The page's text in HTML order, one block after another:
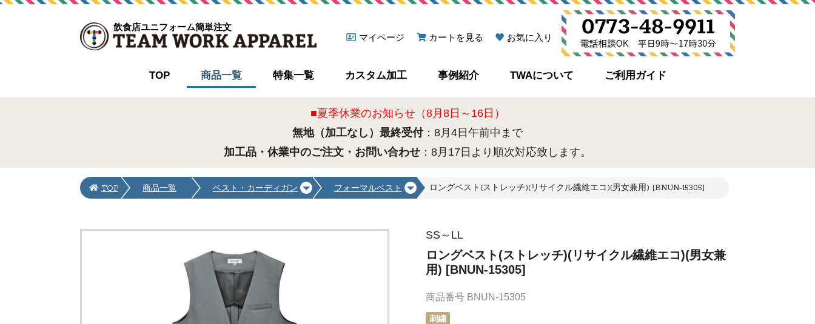
飲食店ユニフォーム簡単注文
マイページ
カートを見る お気に入り
TOP 商品一覧 特集一覧 カスタム加工 事例紹介 TWAについて ご利用ガイド
■夏季休業のお知らせ（8月8日～16日）
無地（加工なし）最終受付：8月4日午前中まで
加工品・休業中のご注文・お問い合わせ ：8月17日より順次対応致します。
TOP 商品一覧 ベスト・カーディガン フォーマルベスト ロングベスト(ストレッチ)(リサイクル繊維エコ)(男女兼用) [BNUN-15305]
SS～LL
ロングベスト(ストレッチ)(リサイクル繊維エコ)(男女兼
用) [BNUN-15305]
商品番号 BNUN-15305
刺繍